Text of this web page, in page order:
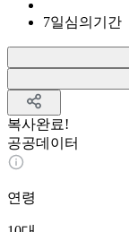
7일심의기간
복사완료!
공공데이터
연령